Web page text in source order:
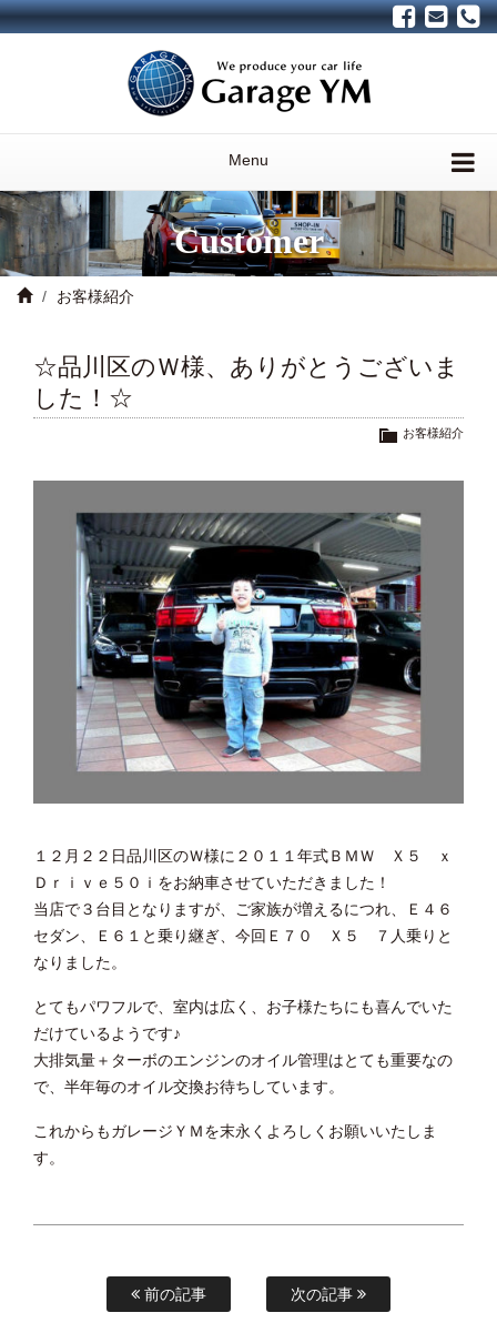
Menu
Customer
お客様紹介
☆品川区のＷ様、ありがとうございま
した！☆
お客様紹介
１２月２２日品川区のＷ様に２０１１年式ＢＭＷ Ｘ５ ｘ
Ｄｒｉｖｅ５０ｉをお納車させていただきました！
当店で３台目となりますが、ご家族が増えるにつれ、Ｅ４６
セダン、Ｅ６１と乗り継ぎ、今回Ｅ７０ Ｘ５ ７人乗りと
なりました。
とてもパワフルで、室内は広く、お子様たちにも喜んでいた
だけているようです♪
大排気量＋ターボのエンジンのオイル管理はとても重要なの
で、半年毎のオイル交換お待ちしています。
これからもガレージＹＭを末永くよろしくお願いいたしま
す。
前の記事 次の記事